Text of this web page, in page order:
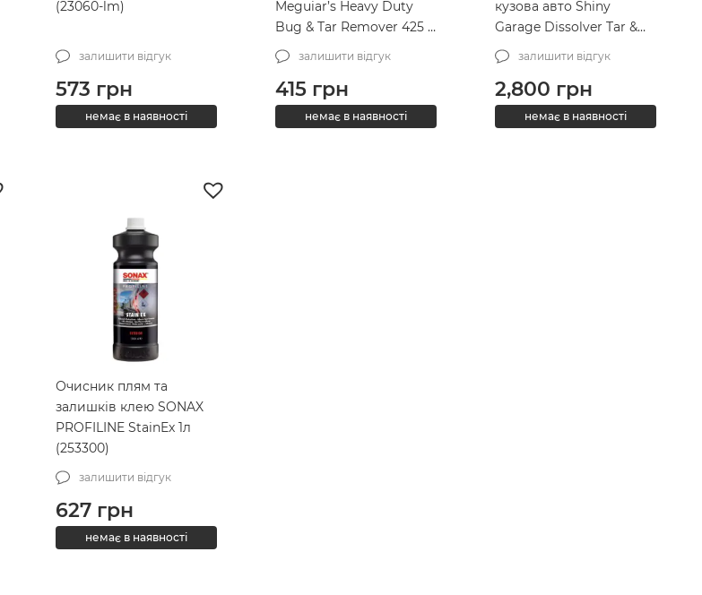
(23060-lm)
залишити відгук
573 грн
немає в наявності
Meguiar’s Heavy Duty
Bug & Tar Remover 425 г
(G180515)
залишити відгук
415 грн
немає в наявності
кузова авто Shiny
Garage Dissolver Tar &
Glue Remover 5л
(SG000007)
залишити відгук
2,800 грн
немає в наявності
Очисник плям та
залишків клею SONAX
PROFILINE StainEx 1л
(253300)
залишити відгук
627грн
немає в наявності